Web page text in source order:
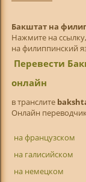
Бакштат на
Нажмите на
на филиппинский
Перевести
онлайн
в транслитe
Онлайн
на французском
на галисийском
на немецком